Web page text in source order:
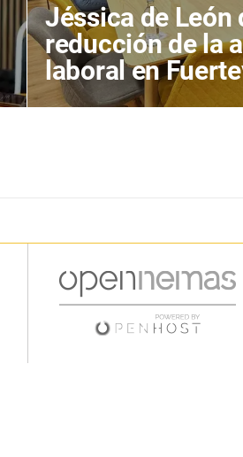
Jéssica de León
reducción de la
laboral en
2026